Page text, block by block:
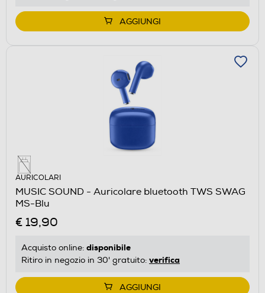
AGGIUNGI
AURICOLARI
MUSIC SOUND - Auricolare bluetooth TWS SWAG
MS-Blu
€ 19,90
Acquisto online: disponibile
Ritiro in negozio in 30' gratuito: verifica
AGGIUNGI